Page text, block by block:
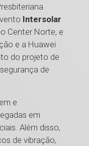
Intersolar
Center Norte, e
e a Huawei
do projeto de
de
e
em
Além disso,
de vibração,